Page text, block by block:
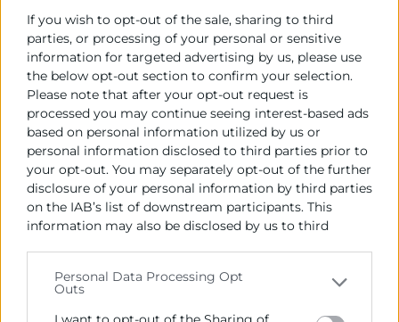
If you wish to opt-out of the sale, sharing to third
parties, or processing of your personal or sensitive
information for targeted advertising by us, please use
the below opt-out section to confirm your selection.
Please note that after your opt-out request is
processed you may continue seeing interest-based ads
based on personal information utilized by us or
personal information disclosed to third parties prior to
your opt-out. You may separately opt-out of the further
disclosure of your personal information by third parties
on the IAB’s list of downstream participants. This
information may also be disclosed by us to third
Please note that this website/app uses one or more
Google services and may gather and store information
Personal Data Processing Opt
Outs
Autoevaluación en sostenibilidad
para el comercio local
La sostenibilidad es un factor de competitividad
empresarial cada vez más importante que
con el público.
Comercio